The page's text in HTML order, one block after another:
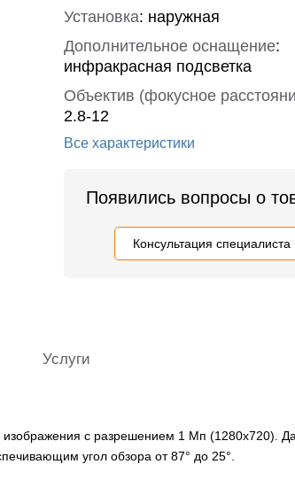
Установка: наружная
Дополнительное оснащение:
инфракрасная подсветка
Объектив (фокусное
2.8-12
Все характеристики
Появились вопросы о
Консультация специалиста
с разрешением 1 Мп (1280x720).
угол обзора от 87° до 25°.
Услуги